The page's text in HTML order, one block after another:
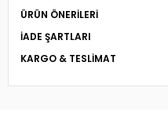
ÜRÜN ÖNERILERI
İADE ŞARTLARI
KARGO & TESLIMAT